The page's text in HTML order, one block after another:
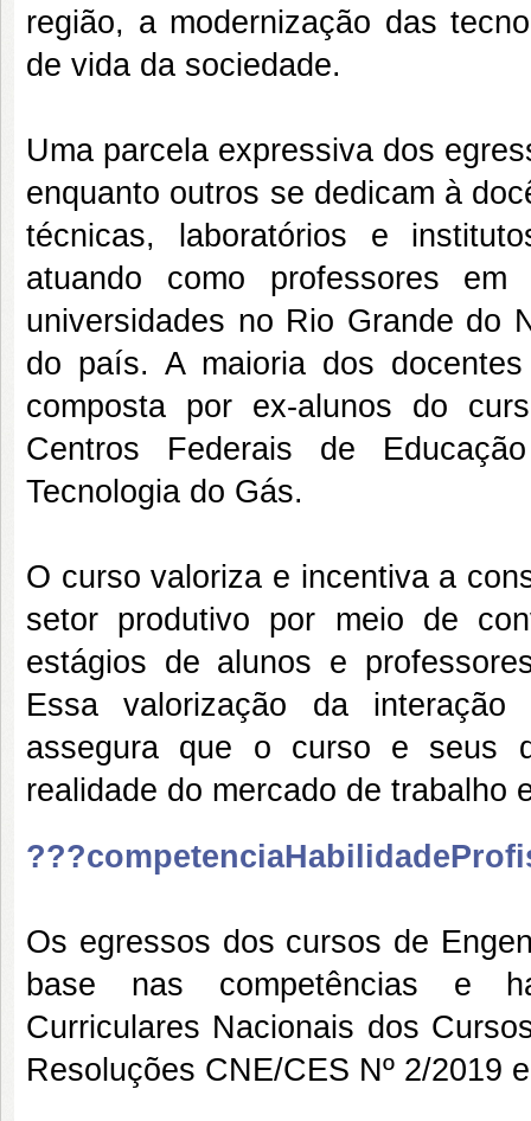
região, a modernização das
de vida da sociedade.
Uma parcela expressiva dos
enquanto outros se dedicam à
técnicas, laboratórios e
atuando como professores
universidades no Rio Grande do
do país. A maioria dos
composta por ex-alunos do
Centros Federais de
Tecnologia do Gás.
O curso valoriza e incentiva a
setor produtivo por meio de
estágios de alunos e
Essa valorização da interação
assegura que o curso e seus
realidade do mercado de trabalho
Os egressos dos cursos de
base nas competências e
Curriculares Nacionais dos
Resoluções CNE/CES Nº 2/2019